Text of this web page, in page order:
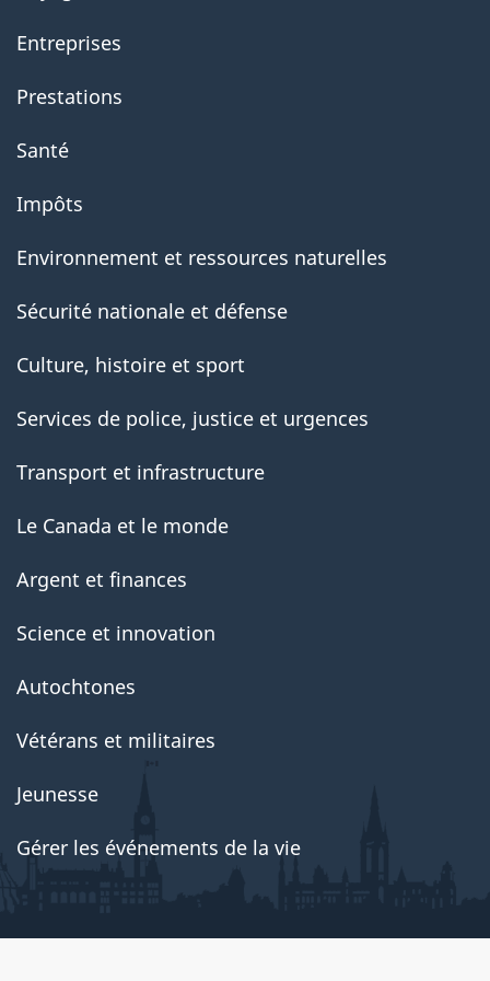
Entreprises
Prestations
Santé
Impôts
Environnement et ressources naturelles
Sécurité nationale et défense
Culture, histoire et sport
Services de police, justice et urgences
Transport et infrastructure
Le Canada et le monde
Argent et finances
Science et innovation
Autochtones
Vétérans et militaires
Jeunesse
Gérer les événements de la vie